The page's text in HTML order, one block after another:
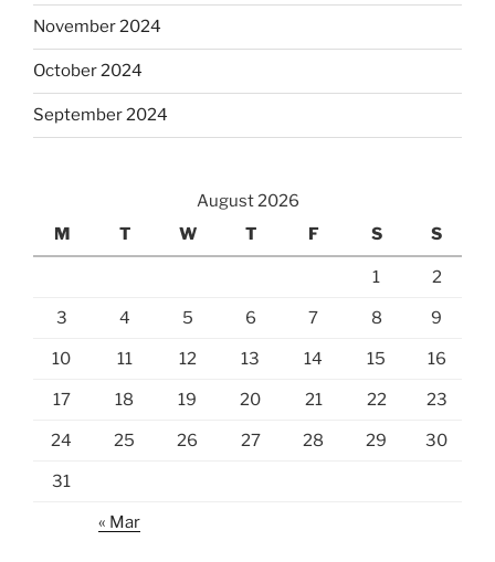
November 2024
October 2024
September 2024
August 2026
M
T W T F S S
1 2
3 4 5 6 7 8 9
10 11 12 13 14 15 16
17 18 19 20 21 22 23
24 25 26 27 28 29 30
31
« Mar